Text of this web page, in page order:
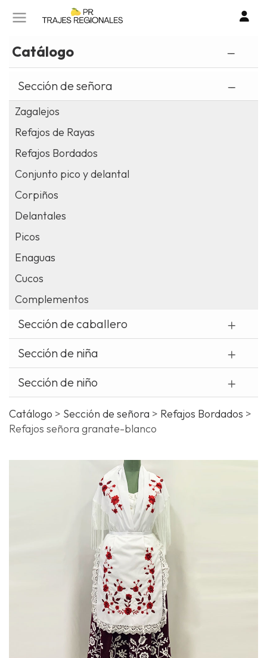
SOBRE NOSOTROS
CONTACTO
TIENDA ONLINE
POLÍTICA DE PRIVACIDAD
POLITICA DE COOKIES
AVISO LEGAL
Catálogo
Sección de señora
Zagalejos
Refajos de Rayas
Refajos Bordados
Conjunto pico y delantal
Corpiños
Delantales
Picos
Enaguas
Cucos
Complementos
Sección de caballero
Sección de niña
Sección de niño
Catálogo > Sección de señora > Refajos Bordados >
Refajos señora granate-blanco